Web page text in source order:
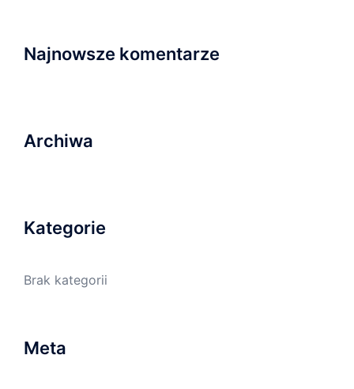
Najnowsze komentarze
Archiwa
Kategorie
Brak kategorii
Meta